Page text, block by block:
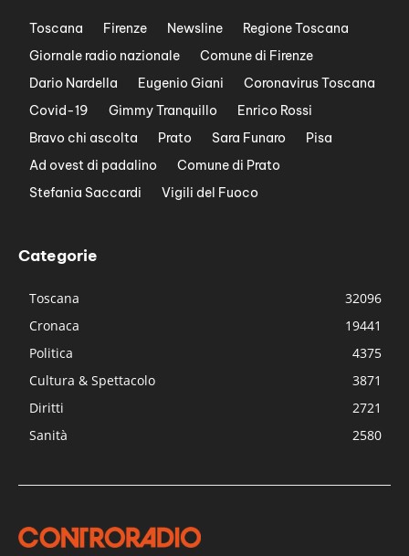
Toscana Firenze Newsline
Regione Toscana
Giornale radio nazionale
Comune di Firenze
Dario Nardella
Eugenio Giani
Coronavirus Toscana
Covid-19
Gimmy Tranquillo
Enrico Rossi
Bravo chi ascolta
Prato Sara Funaro
Pisa
Ad ovest di padalino
Comune di Prato
Stefania Saccardi
Vigili del Fuoco
Categorie
Toscana
32096
Cronaca
19441
Politica
4375
Cultura & Spettacolo
3871
Diritti
2721
Sanità
2580